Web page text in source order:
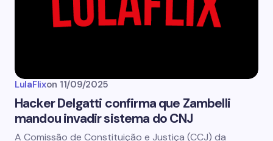
LulaFlixon 11/09/2025
Hacker Delgatti confirma que Zambelli
mandou invadir sistema do CNJ
A Comissão de Constituição e Justiça (CCJ) da